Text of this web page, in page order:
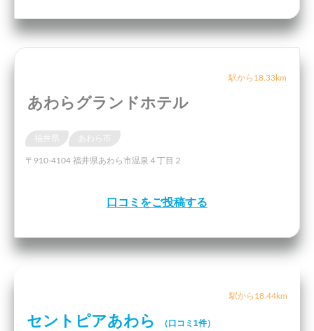
駅から18.33km
あわらグランドホテル
あわら市
〒910-4104 福井県あわら市温泉４丁目２
口コミをご投稿する
駅から18.44km
セントピアあわら （口コミ1件）